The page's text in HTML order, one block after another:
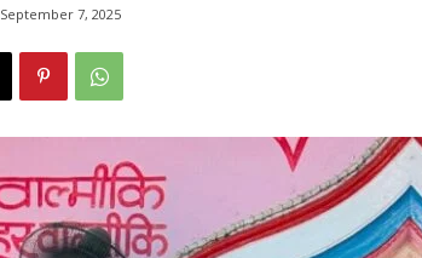
September 7, 2025